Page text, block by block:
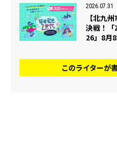
2026.07.31
【北九
決戦！「
26」8月
このライターが